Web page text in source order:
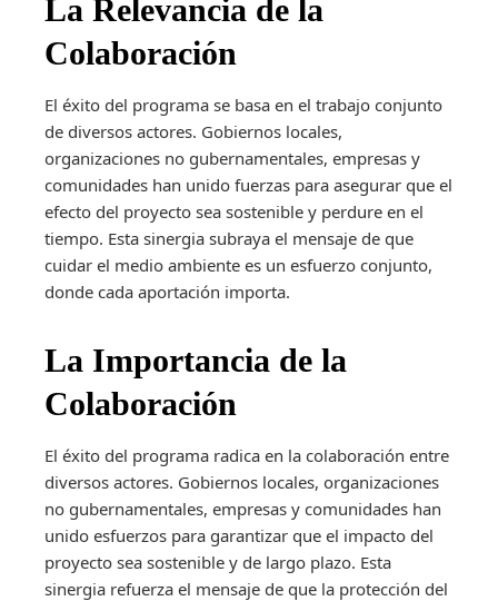
La Relevancia de la
Colaboración
El éxito del programa se basa en el trabajo conjunto
de diversos actores. Gobiernos locales,
organizaciones no gubernamentales, empresas y
comunidades han unido fuerzas para asegurar que el
efecto del proyecto sea sostenible y perdure en el
tiempo. Esta sinergia subraya el mensaje de que
cuidar el medio ambiente es un esfuerzo conjunto,
donde cada aportación importa.
La Importancia de la
Colaboración
El éxito del programa radica en la colaboración entre
diversos actores. Gobiernos locales, organizaciones
no gubernamentales, empresas y comunidades han
unido esfuerzos para garantizar que el impacto del
proyecto sea sostenible y de largo plazo. Esta
sinergia refuerza el mensaje de que la protección del